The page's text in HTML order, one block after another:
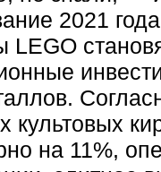
2021
LEGO
культовых
на 11%,